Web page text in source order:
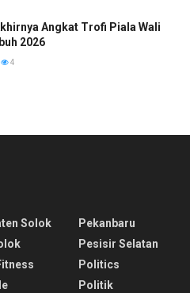
Angkat Trofi Piala Wali
2026
4
Solok
Pekanbaru
Pesisir Selatan
Politics
Politik